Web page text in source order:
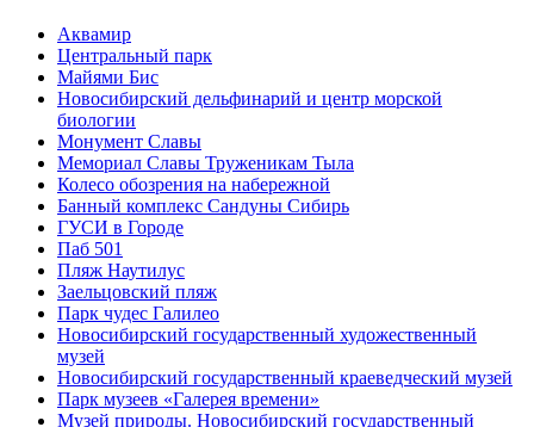
Аквамир
Центральный парк
Майями Бис
Новосибирский дельфинарий и центр морской
биологии
Монумент Славы
Мемориал Славы Труженикам Тыла
Колесо обозрения на набережной
Банный комплекс Сандуны Сибирь
ГУСИ в Городе
Паб 501
Пляж Наутилус
Заельцовский пляж
Парк чудес Галилео
Новосибирский государственный художественный
музей
Новосибирский государственный краеведческий музей
Парк музеев «Галерея времени»
Музей природы. Новосибирский государственный